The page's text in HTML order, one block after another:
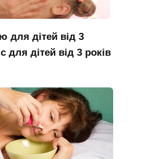
для дітей від 3
для дітей від 3 років